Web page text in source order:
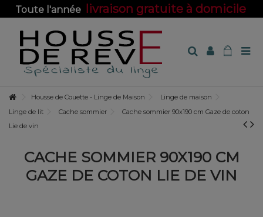
Toute l'année livraison gratuite à domicile
Housse de Couette - Linge de Maison
Linge de maison
Linge de lit
Cache sommier
Cache sommier 90x190 cm Gaze de coton
Lie de vin
CACHE SOMMIER 90X190 CM
GAZE DE COTON LIE DE VIN